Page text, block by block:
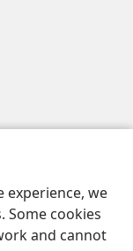
experience, we
Some cookies
and cannot